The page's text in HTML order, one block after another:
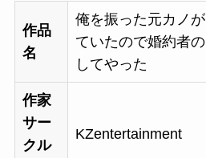
作品
名
俺を振った元カノ
ていたので婚約者
してやった
作家
サー
クル
KZentertainment